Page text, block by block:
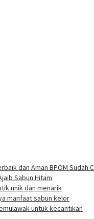
dan Aman BPOM Sudah
Sabun Hitam
unik dan menarik
manfaat sabun kelor
untuk kecantikan